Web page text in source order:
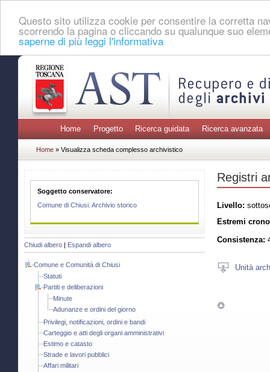
Questo sito utilizza cookie per consentire la corretta
scorrendo la pagina o cliccando su qualunque suo
saperne di più leggi l'informativa
Home Progetto Ricerca guidata Ricerca avanzata
Home » Visualizza scheda complesso archivistico
Soggetto conservatore:
Comune di Chiusi. Archivio storico
Chiudi albero Espandi albero
Comune e Comunità di Chiusi
Statuti
Partiti e deliberazioni
Minute
Adunanze e ordini del giorno
Privilegi, notificazioni, ordini e bandi
Carteggio e atti degli organi amministrativi
Estimo e catasto
Strade e lavori pubblici
Affari militari
Registri
Livello:
Estremi
Consistenza:
Unità